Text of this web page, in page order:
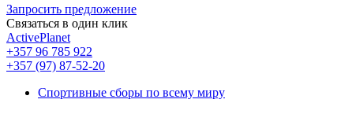
Запросить предложение
Связаться в один клик
ActivePlanet
+357 96 785 922
+357 (97) 87-52-20
Спортивные сборы по всему миру